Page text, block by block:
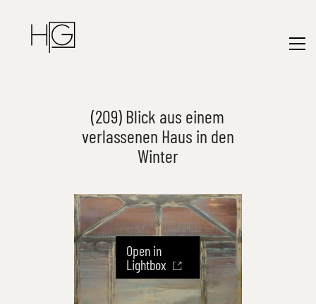
(209) Blick aus einem
verlassenen Haus in den
Winter
Open in
Lightbox